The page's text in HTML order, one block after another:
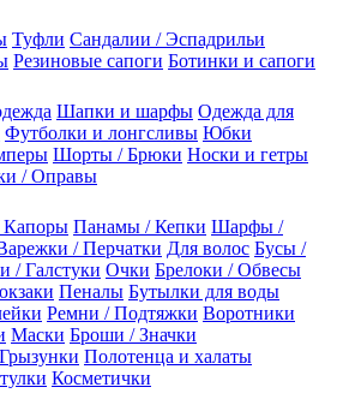
Туфли Сандалии / Эспадрильи
Резиновые сапоги Ботинки и сапоги
Шапки и шарфы Одежда для
Футболки и лонгсливы Юбки
Шорты / Брюки Носки и гетры
/ Оправы
Капоры Панамы / Кепки Шарфы /
/ Перчатки Для волос Бусы /
/ Галстуки Очки Брелоки / Обвесы
Пеналы Бутылки для воды
Ремни / Подтяжки Воротники
Маски Броши / Значки
Полотенца и халаты
Косметички